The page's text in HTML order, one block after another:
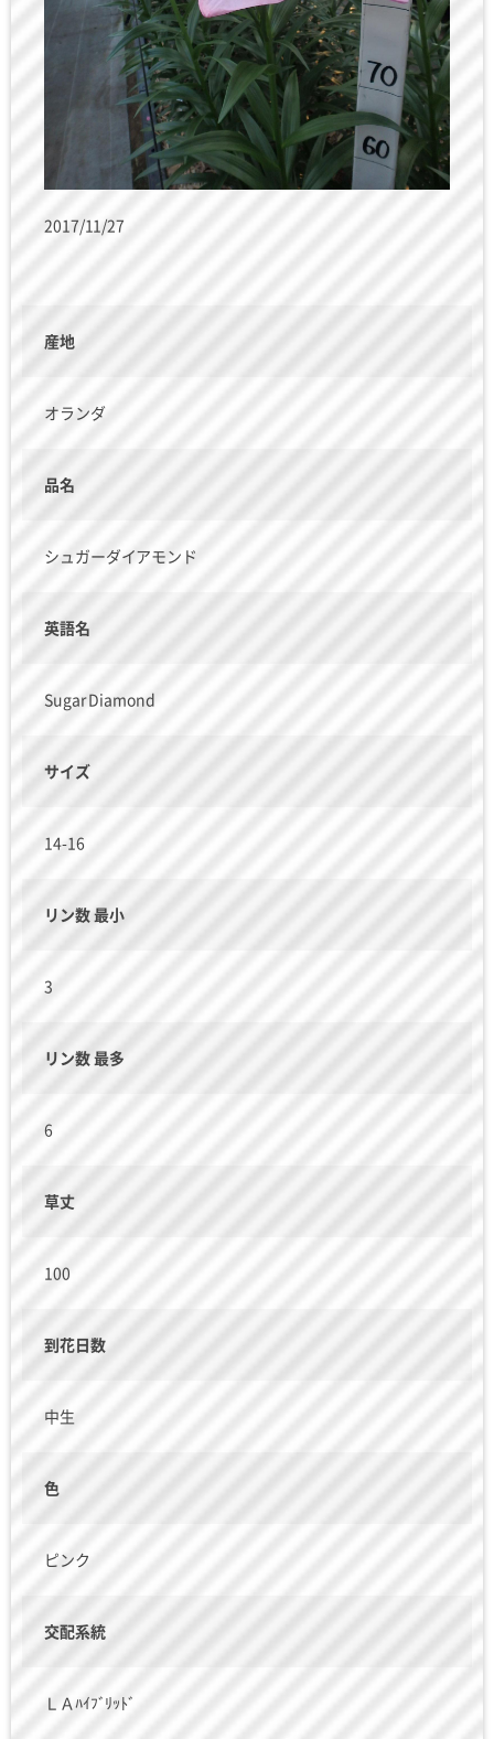
2017/11/27
産地
オランダ
品名
シュガーダイアモンド
英語名
Sugar Diamond
サイズ
14-16
リン数 最小
3
リン数 最多
6
草丈
100
到花日数
中生
色
ピンク
交配系統
ＬＡﾊｲﾌﾞﾘｯﾄﾞ